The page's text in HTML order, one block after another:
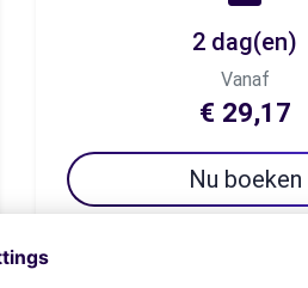
2 dag(en)
Vanaf
€ 29,17
Nu boeken